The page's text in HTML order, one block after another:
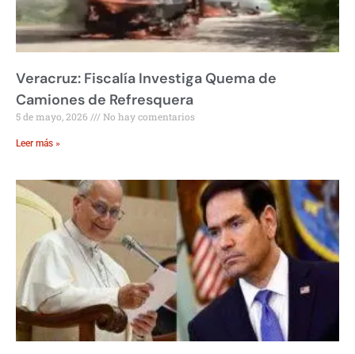
Veracruz: Fiscalía Investiga Quema de
Camiones de Refresquera
5 de mayo, 2026 No hay comentarios
Leer más »